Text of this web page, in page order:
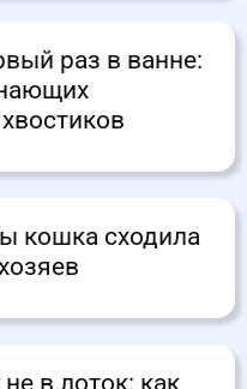
раз в ванне:
кошка сходила
в лоток: как